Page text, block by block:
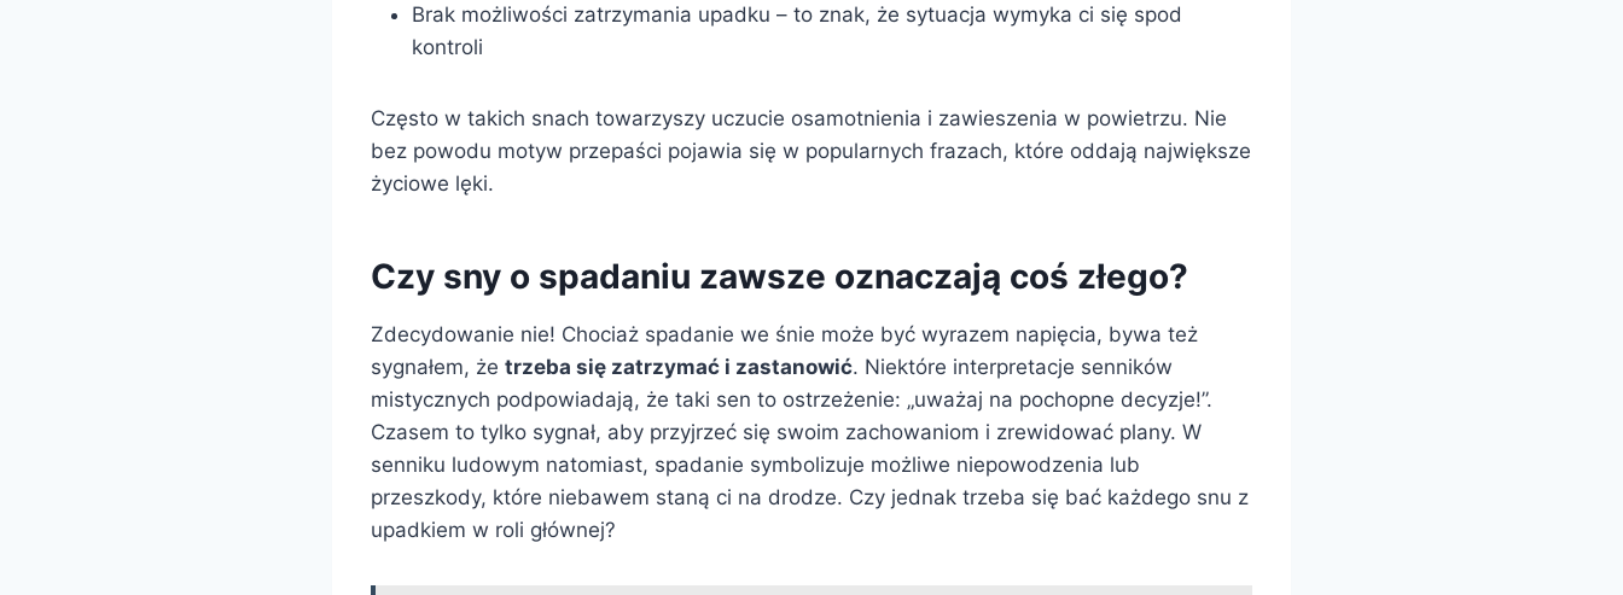
Brak możliwości zatrzymania upadku – to znak, że sytuacja wymyka ci się spod
kontroli
Często w takich snach towarzyszy uczucie osamotnienia i zawieszenia w powietrzu. Nie
bez powodu motyw przepaści pojawia się w popularnych frazach, które oddają największe
życiowe lęki.
Czy sny o spadaniu zawsze oznaczają coś złego?
Zdecydowanie nie! Chociaż spadanie we śnie może być wyrazem napięcia, bywa też
sygnałem, że trzeba się zatrzymać i zastanowić. Niektóre interpretacje senników
mistycznych podpowiadają, że taki sen to ostrzeżenie: „uważaj na pochopne decyzje!”.
Czasem to tylko sygnał, aby przyjrzeć się swoim zachowaniom i zrewidować plany. W
senniku ludowym natomiast, spadanie symbolizuje możliwe niepowodzenia lub
przeszkody, które niebawem staną ci na drodze. Czy jednak trzeba się bać każdego snu z
upadkiem w roli głównej?